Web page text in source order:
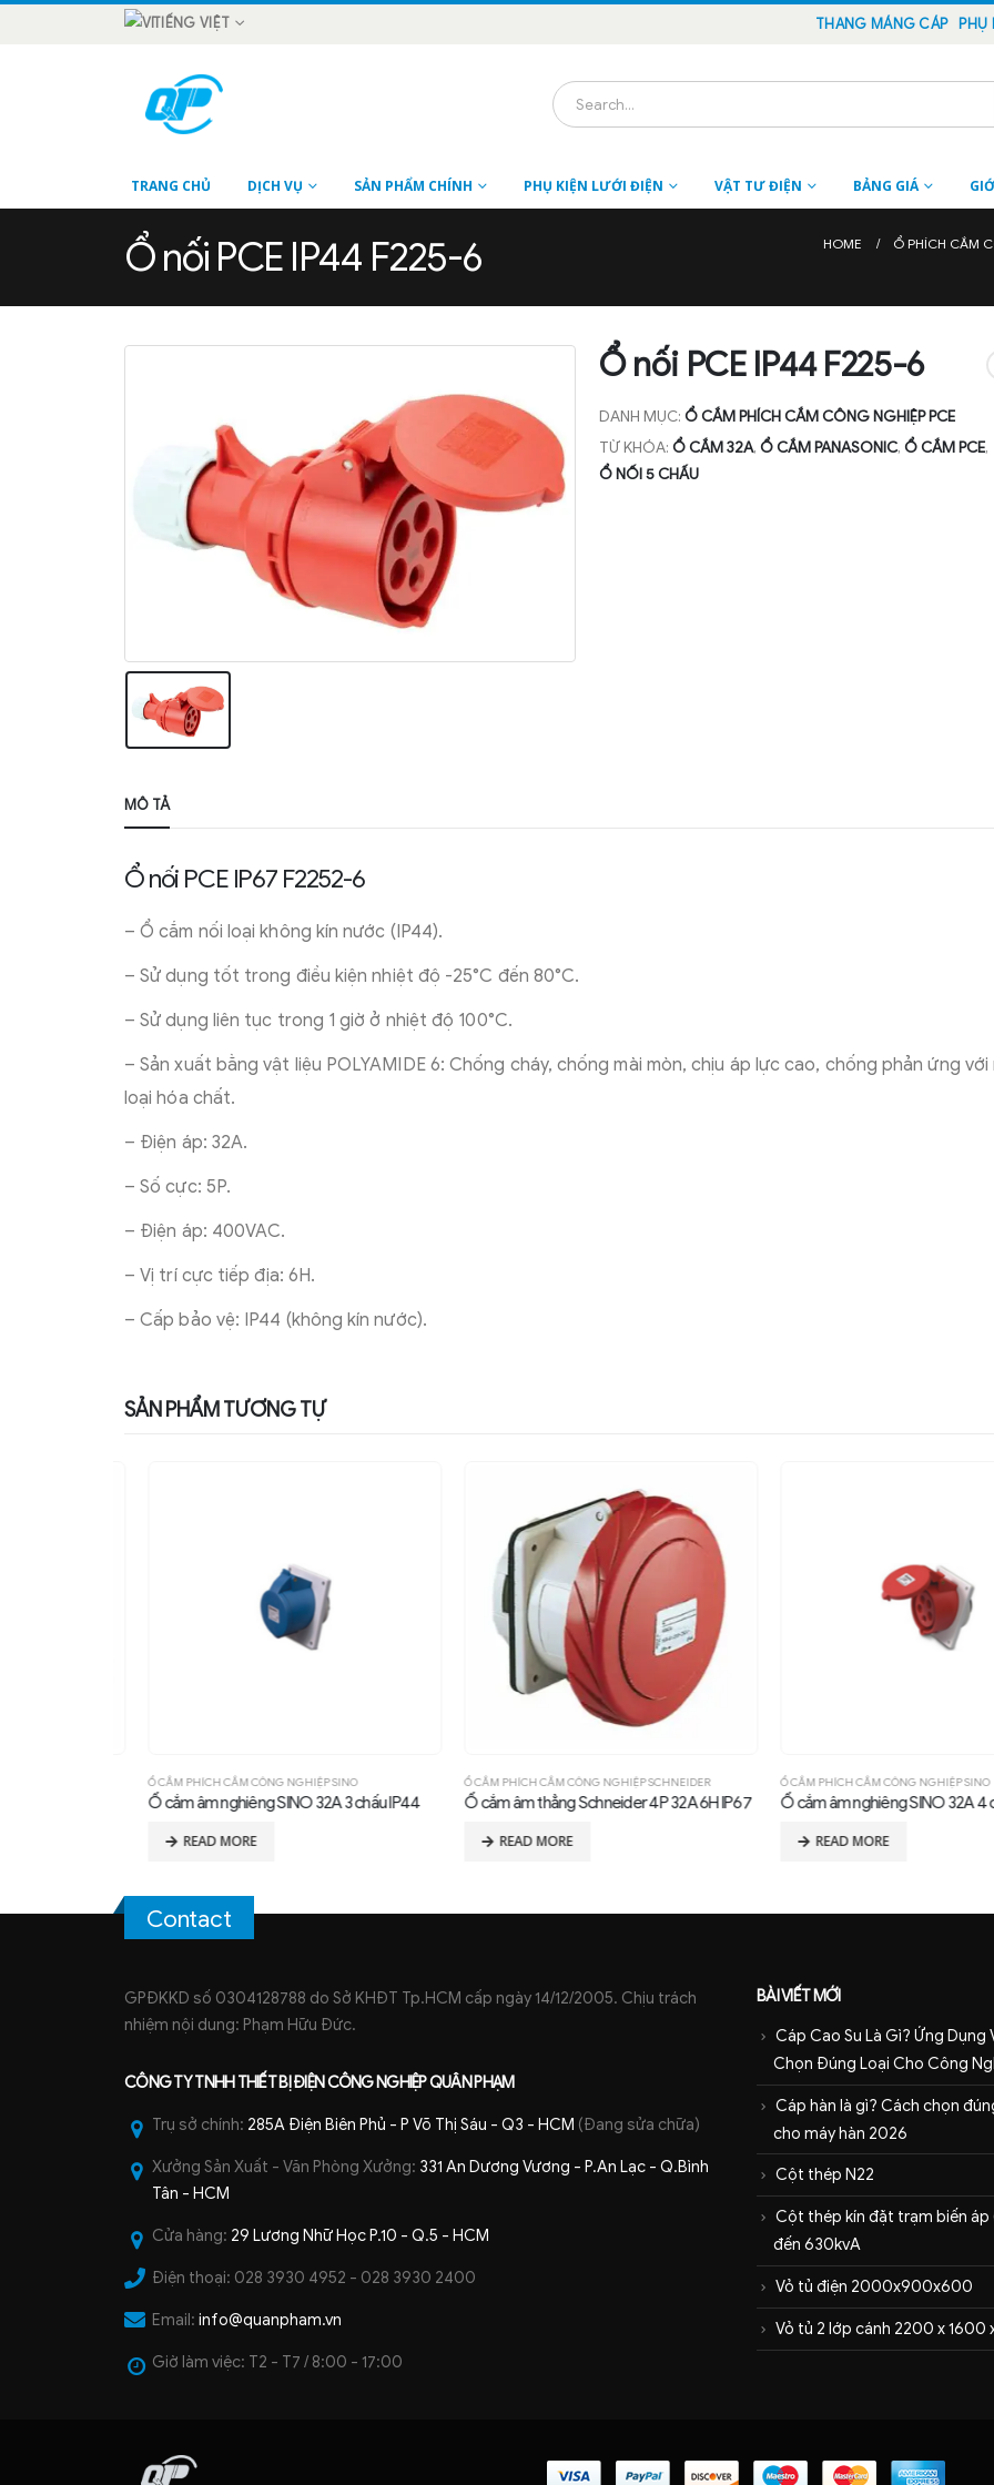
TIẾNG VIỆT THANG MÁNG CÁP PHỤ
TRANG CHỦ DỊCH VỤ SẢN PHẨM CHÍNH PHỤ KIỆN LƯỚI ĐIỆN VẬT TƯ ĐIỆN BẢNG GIÁ
Ổ nối PCE IP44 F225-6 HOME Ổ PHÍCH CẮM
Ổ nối PCE IP44 F225-6
DANH MỤC: Ổ CẮM PHÍCH CẮM CÔNG NGHIỆP PCE
TỪ KHÓA: Ổ CẮM 32A, Ổ CẮM PANASONIC, Ổ CẮM PCE,
Ổ NỐI 5 CHẤU
MÔ TẢ
Ổ nối PCE IP67 F2252-6
– Ổ cắm nối loại không kín nước (IP44).
– Sử dụng tốt trong điều kiện nhiệt độ -25°C đến 80°C.
– Sử dụng liên tục trong 1 giờ ở nhiệt độ 100°C.
– Sản xuất bằng vật liệu POLYAMIDE 6: Chống cháy, chống mài mòn, chịu áp lực cao, chống phản ứng với
loại hóa chất.
– Điện áp: 32A.
– Số cực: 5P.
– Điện áp: 400VAC.
– Vị trí cực tiếp địa: 6H.
– Cấp bảo vệ: IP44 (không kín nước).
SẢN PHẨM TƯƠNG TỰ
Ổ CẮM PHÍCH CẮM CÔNG NGHIỆP SINO
Ổ cắm âm nghiêng SINO 32A 3 chấu IP44
READ MORE
Ổ CẮM PHÍCH CẮM CÔNG NGHIỆP SCHNEIDER
Ổ cắm âm thẳng Schneider 4P 32A 6H IP67
READ MORE
Ổ CẮM PHÍCH CẮM CÔNG NGHIỆP SINO
Ổ cắm âm nghiêng SINO 32A 4
READ MORE
Contact
GPĐKKD số 0304128788 do Sở KHĐT Tp.HCM cấp ngày 14/12/2005. Chịu trách
nhiệm nội dung: Phạm Hữu Đức.
CÔNG TY TNHH THIẾT BỊ ĐIỆN CÔNG NGHIỆPQUÂN PHẠM
Trụ sở chính: 285A Điện Biên Phủ - P Võ Thị Sáu - Q3 - HCM (Đang sửa chữa)
Xưởng Sản Xuất - Văn Phòng Xưởng: 331 An Dương Vương - P.An Lạc - Q.Bình
Tân - HCM
Cửa hàng: 29 Lương Nhữ Học P.10 - Q.5 - HCM
Điện thoại: 028 3930 4952 - 028 3930 2400
Email: info@quanpham.vn
Giờ làm việc: T2 - T7 / 8:00 - 17:00
BÀI VIẾT MỚI
Cáp Cao Su Là Gì? Ứng Dụng
Chọn Đúng Loại Cho Công
Cáp hàn là gì? Cách chọn
cho máy hàn 2026
Cột thép N22
Cột thép kín đặt trạm biến áp
đến 630kvA
Vỏ tủ điện 2000x900x600
Vỏ tủ 2 lớp cánh 2200 x 1600